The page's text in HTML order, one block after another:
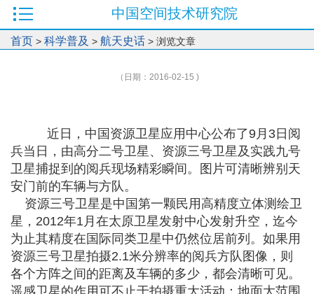
中国空间技术研究院
首页 > 科学普及 > 航天史话 > 浏览文章
（日期：2016-02-15 )
近日，中国资源卫星应用中心公布了9月3日阅
兵当日，由高分二号卫星、资源三号卫星及实践九号
卫星捕捉到的阅兵现场精彩瞬间。图片可清晰辨别天
安门前的车辆与方队。
资源三号卫星是中国第一颗民用高精度立体测绘卫
星，2012年1月在太原卫星发射中心发射升空，迄今
为止其精度在国际同类卫星中仍然位居前列。如果用
资源三号卫星拍摄2.1米分辨率的阅兵方队图像，则
各个方阵之间的距离及车辆的多少，都会清晰可见。
遥感卫星的作用可不止于拍摄重大活动：地面大范围